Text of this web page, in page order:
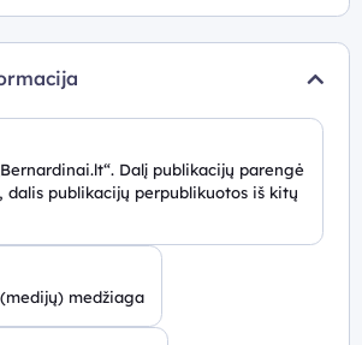
Dalį publikacijų parengė
dalis publikacijų perpublikuotos iš kitų
medžiaga